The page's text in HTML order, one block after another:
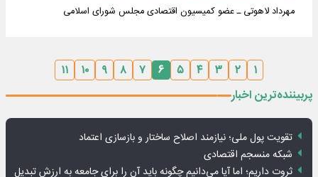
مهرداد لاهوتی ـ عضو کمیسیون اقتصادی مجلس شورای اسلامی
۱ ۲ ۳ ۴ ۵ ۶ ۷ ۸ ۹ ۱۰
۱۱
پربیننده‌ترین اخبار
تقویت پول ملی؛ نیازمند اصلاح ساختار و بازسازی اعتماد
شبکه منسجم اقتصادی
ثروت داریم؛ اما آیا می‌دانیم چگونه باید آن را برای جامعه به ارزش تبدیل